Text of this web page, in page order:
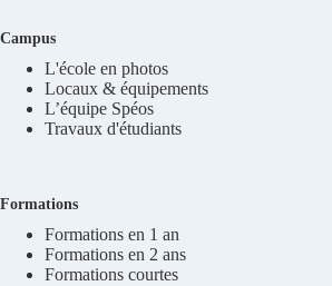
Campus
L'école en photos
Locaux & équipements
L’équipe Spéos
Travaux d'étudiants
Formations
Formations en 1 an
Formations en 2 ans
Formations courtes